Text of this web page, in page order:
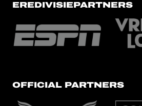
EREDIVISIEPARTNERS
OFFICIAL PARTNERS